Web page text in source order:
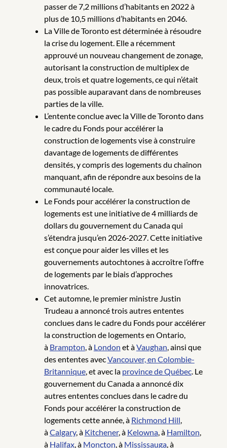
passer de 7,2 millions d’habitants en 2022 à
plus de 10,5 millions d’habitants en 2046.
La Ville de Toronto est déterminée à résoudre
la crise du logement. Elle a récemment
approuvé un nouveau changement de zonage,
autorisant la construction de multiplex de
deux, trois et quatre logements, ce qui n’était
pas possible auparavant dans de nombreuses
parties de la ville.
L’entente conclue avec la Ville de Toronto dans
le cadre du Fonds pour accélérer la
construction de logements vise à construire
davantage de logements de différentes
densités, y compris des logements du chaînon
manquant, afin de répondre aux besoins de la
communauté locale.
Le Fonds pour accélérer la construction de
logements est une initiative de 4 milliards de
dollars du gouvernement du Canada qui
s’étendra jusqu’en 2026‑2027. Cette initiative
est conçue pour aider les villes et les
gouvernements autochtones à accroître l’offre
de logements par le biais d’approches
innovatrices.
Cet automne, le premier ministre Justin
Trudeau a annoncé trois autres ententes
conclues dans le cadre du Fonds pour accélérer
la construction de logements en Ontario,
à Brampton, à London et àVaughan, ainsi que
des ententes avecVancouver, en Colombie-
Britannique, et avec la province de Québec. Le
gouvernement du Canada a annoncé dix
autres ententes conclues dans le cadre du
Fonds pour accélérer la construction de
logements cette année, à Richmond Hill,
àCalgary, à Kitchener, à Kelowna, à Hamilton,
à Halifax, à Moncton, à Mississauga, à